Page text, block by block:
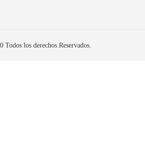
Todos los derechos Reservados.